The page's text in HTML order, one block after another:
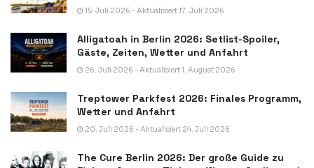
15. Juli 2026 - Aktualisiert 17. Juli 2026
Alligatoah in Berlin 2026: Setlist-Spoiler,
Gäste, Zeiten, Wetter und Anfahrt
26. Juli 2026 - Aktualisiert 1. August 2026
Treptower Parkfest 2026: Finales Programm,
Wetter und Anfahrt
20. Juli 2026 - Aktualisiert 24. Juli 2026
The Cure Berlin 2026: Der große Guide zu